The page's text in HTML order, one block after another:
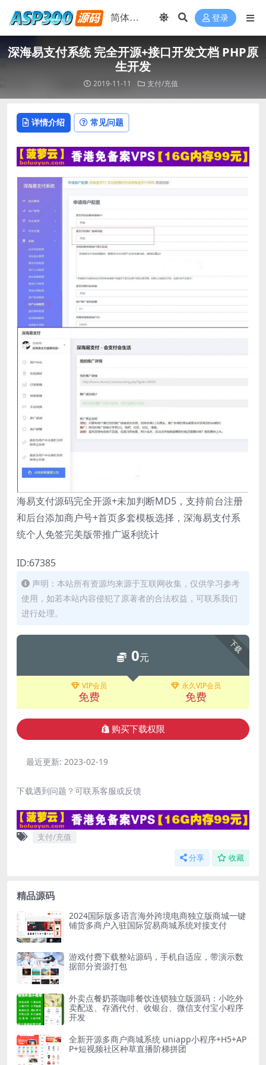
登录
深海易支付系统 完全开源+接口开发文档 PHP原
生开发
2019-11-11 支付/充值
详情介绍 常见问题
海易支付源码完全开源+未加判断MD5，支持前台注册
和后台添加商户号+首页多套模板选择，深海易支付系
统个人免签完美版带推广返利统计
ID:67385
声明：本站所有资源均来源于互联网收集，仅供学习参考
使用，如若本站内容侵犯了原著者的合法权益，可联系我们
进行处理。
下载
0元
VIP会员
免费
永久VIP会员
免费
购买下载权限
最近更新: 2023-02-19
下载遇到问题？可联系客服或反馈
支付/充值
分享 收藏
精品源码
2024国际版多语言海外跨境电商独立版商城一键
铺货多商户入驻国际贸易商城系统对接支付
游戏付费下载整站源码，手机自适应，带演示数
据部分资源打包
外卖点餐奶茶咖啡餐饮连锁独立版源码：小吃外
卖配送、存酒代付、收银台、微信支付宝小程序
开发
全新开源多商户商城系统 uniapp小程序+H5+AP
P+短视频社区种草直播阶梯拼团